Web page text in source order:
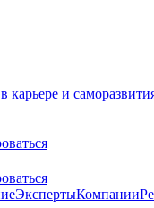
карьере и
ЭкспертыКомпании